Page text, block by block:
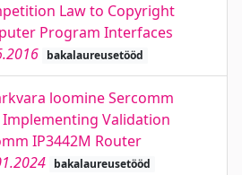
Law to Copyright
Program Interfaces
bakalaureusetööd
loomine Sercomm
Validation
IP3442M Router
bakalaureusetööd